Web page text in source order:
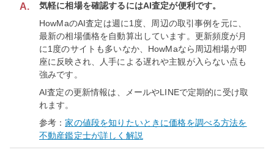
A.
気軽に相場を確認するにはAI査定が便利です。
HowMaのAI査定は週に1度、周辺の取引事例を元に、
最新の相場価格を自動算出しています。更新頻度が月
に1度のサイトも多いなか、HowMaなら周辺相場が即
座に反映され、人手による遅れや主観が入らない点も
強みです。
AI査定の更新情報は、メールやLINEで定期的に受け取
れます。
参考：家の値段を知りたいときに価格を調べる方法を
不動産鑑定士が詳しく解説